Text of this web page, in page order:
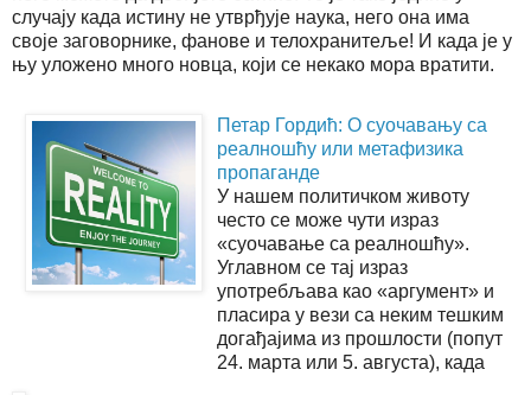
случају када истину не утврђује наука, него она има
своје заговорнике, фанове и телохранитеље! И када је у
њу уложено много новца, који се некако мора вратити.
Петар Гордић: О суочавању са
реалношћу или метафизика
пропаганде
У нашем политичком животу
често се може чути израз
«суочавање са реалношћу».
Углавном се тај израз
употребљава као «аргумент» и
пласира у вези са неким тешким
догађајима из прошлости (попут
24. марта или 5. августа), када